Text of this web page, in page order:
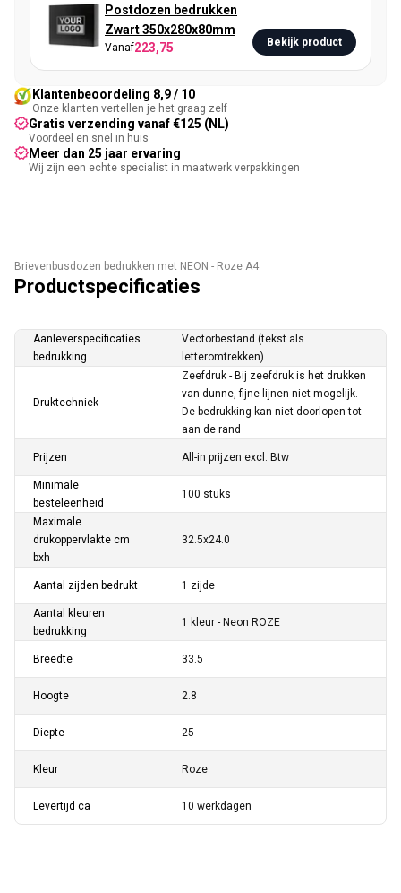
Postdozen bedrukken
Zwart 350x280x80mm
Vanaf223,75 Bekijk product
Klantenbeoordeling 8,9 / 10
Onze klanten vertellen je het graag zelf
Gratis verzending vanaf €125 (NL)
Voordeel en snel in huis
Meer dan 25 jaar ervaring
Wij zijn een echte specialist in maatwerk verpakkingen
Brievenbusdozen bedrukken met NEON - Roze A4
Productspecificaties
Aanleverspecificaties
bedrukking
Vectorbestand (tekst als
letteromtrekken)
Druktechniek
Zeefdruk - Bij zeefdruk is het drukken
van dunne, fijne lijnen niet mogelijk.
De bedrukking kan niet doorlopen tot
aan de rand
Prijzen All-in prijzen excl. Btw
Minimale
besteleenheid
100 stuks
Maximale
drukoppervlakte cm
bxh
32.5x24.0
Aantal zijden bedrukt 1 zijde
Aantal kleuren
bedrukking
1 kleur - Neon ROZE
Breedte 33.5
Hoogte 2.8
Diepte 25
Kleur Roze
Levertijd ca 10 werkdagen